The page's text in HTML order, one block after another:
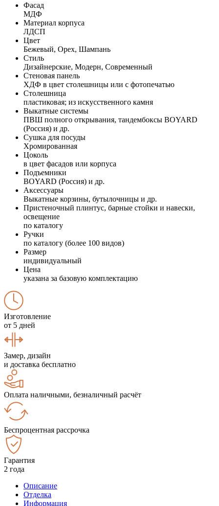
Фасад
МДФ
Материал корпуса
ЛДСП
Цвет
Бежевый, Орех, Шампань
Стиль
Дизайнерские, Модерн, Современный
Стеновая панель
ХДФ в цвет столешницы или с фотопечатью
Столешница
пластиковая; из искусственного камня
Выкатные системы
ПВШ полного открывания, тандембоксы BOYARD
(Россия) и др.
Сушка для посуды
Хромированная
Цоколь
в цвет фасадов или корпуса
Подъемники
BOYARD (Россия) и др.
Аксессуары
Выкатные корзины, бутылочницы и др.
Пристеночный плинтус, барные стойки и навески,
освещение
по каталогу
Ручки
по каталогу (более 100 видов)
Размер
индивидуальный
Цена
указана за базовую комплектацию
Изготовление
от 5 дней
Замер, дизайн
и доставка бесплатно
Оплата наличными, безналичный расчёт
Беспроцентная рассрочка
Гарантия
2 года
Описание
Отделка
Информация